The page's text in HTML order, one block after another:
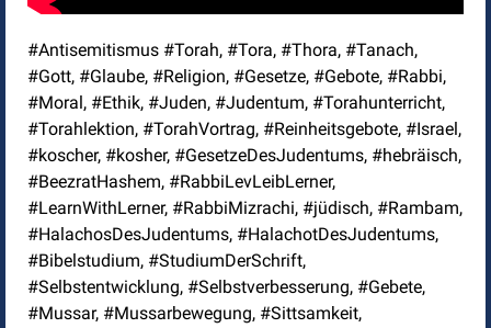
#Antisemitismus #Torah, #Tora, #Thora, #Tanach,
#Gott, #Glaube, #Religion, #Gesetze, #Gebote, #Rabbi,
#Moral, #Ethik, #Juden, #Judentum, #Torahunterricht,
#Torahlektion, #TorahVortrag, #Reinheitsgebote, #Israel,
#koscher, #kosher, #GesetzeDesJudentums, #hebräisch,
#BeezratHashem, #RabbiLevLeibLerner,
#LearnWithLerner, #RabbiMizrachi, #jüdisch, #Rambam,
#HalachosDesJudentums, #HalachotDesJudentums,
#Bibelstudium, #StudiumDerSchrift,
#Selbstentwicklung, #Selbstverbesserung, #Gebete,
#Mussar, #Mussarbewegung, #Sittsamkeit,